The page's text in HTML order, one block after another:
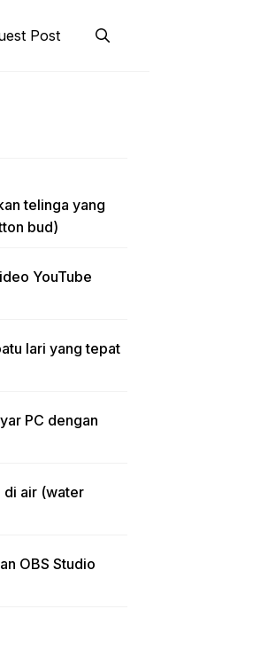
Post
telinga yang
bud)
YouTube
lari yang tepat
PC dengan
di air (water
OBS Studio